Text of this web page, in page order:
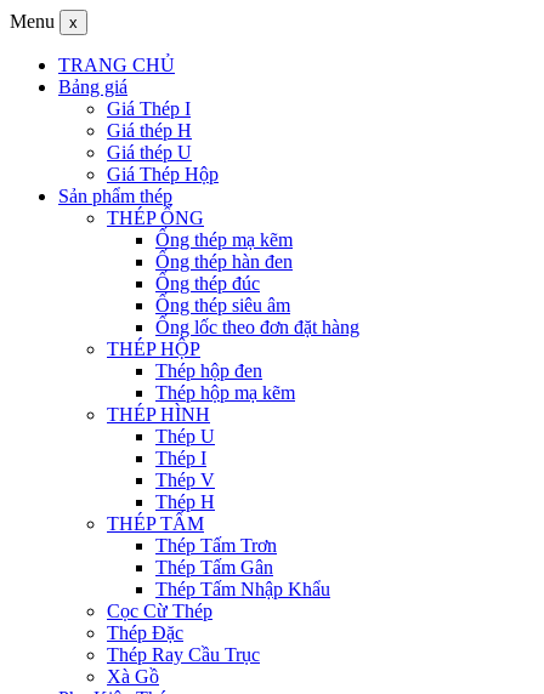
Menu x
TRANG CHỦ
Bảng giá
Giá Thép I
Giá thép H
Giá thép U
Giá Thép Hộp
Sản phẩm thép
THÉP ỐNG
Ống thép mạ kẽm
Ống thép hàn đen
Ống thép đúc
Ống thép siêu âm
Ống lốc theo đơn đặt hàng
THÉP HỘP
Thép hộp đen
Thép hộp mạ kẽm
THÉP HÌNH
Thép U
Thép I
Thép V
Thép H
THÉP TẤM
Thép Tấm Trơn
Thép Tấm Gân
Thép Tấm Nhập Khẩu
Cọc Cừ Thép
Thép Đặc
Thép Ray Cầu Trục
Xà Gồ